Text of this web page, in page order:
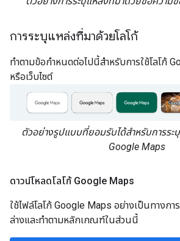
การระบุแหล่งที่มาด้วยโลโก้
ทำตามข้อกำหนดต่อไปนี้สำหรับการใช้โลโก้
หรือเว็บไซต์
ตัวอย่างรูปแบบที่ยอมรับได้สำหรับการระ
Google Maps
ดาวน์โหลดโลโก้ Google Maps
ใช้ไฟล์โลโก้ Google Maps อย่างเป็นทางกา
ล่างและทําตามหลักเกณฑ์ในส่วนนี้